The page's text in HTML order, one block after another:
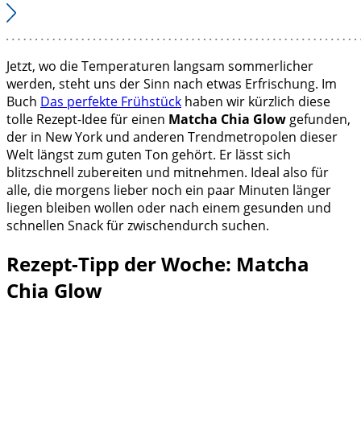
Jetzt, wo die Temperaturen langsam sommerlicher
werden, steht uns der Sinn nach etwas Erfrischung. Im
Buch Das perfekte Frühstück haben wir kürzlich diese
tolle Rezept-Idee für einen Matcha Chia Glow gefunden,
der in New York und anderen Trendmetropolen dieser
Welt längst zum guten Ton gehört. Er lässt sich
blitzschnell zubereiten und mitnehmen. Ideal also für
alle, die morgens lieber noch ein paar Minuten länger
liegen bleiben wollen oder nach einem gesunden und
schnellen Snack für zwischendurch suchen.
Rezept-Tipp der Woche: Matcha
Chia Glow